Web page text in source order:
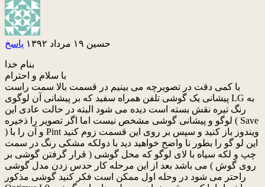
حسین ۱۹ مرداد ۱۳۹۲ پاسخ
بنام خدا
با سلام و احترام
با کمی دقت در تصویرچه می بینیم در قسمت بالا سمت راست
پیشانی یک گوشی تلفن همراه سفید که بر پیشانی آن لوگوی LG به
رنگ تیره نقش بسته است دیده می شود البته در حالت عادی این
لوگو و پیشانی گوشی مشخص نیست اما اگر تصویر را ذخیره ( Save
) و آن را با Pint ویندوز باز کنید و سپس بر روی این قسمت زوم کنید
این لو گو را بطور نا واضح خواهید دید با دولکه مشکی رنگ در سمت
چپ و لکه سیاه با لای لوگو که محل گوشی ( قرار گرفتن گوشی بر
روی گوش ) می باشد بعد از این مرحله کار حدس زدن مدل گوشی
راحتر می شود در وحله اول ممکن است فکر کنید گوشی مذکور